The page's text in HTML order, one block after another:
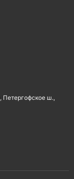
, Петергофское ш.,